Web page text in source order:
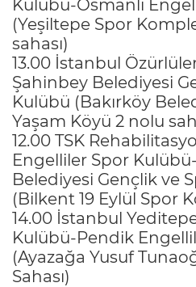
Kulübü-Osmanlı
(Yeşiltepe Spor
sahası)
13.00 İstanbul
Şahinbey Belediyesi
Kulübü (Bakırköy
Yaşam Köyü 2 nolu
12.00 TSK
Engelliler Spor
Belediyesi Gençlik ve
(Bilkent 19 Eylül Spor
14.00 İstanbul
Kulübü-Pendik
(Ayazağa Yusuf
Sahası)